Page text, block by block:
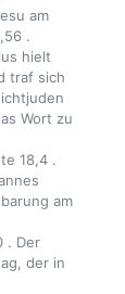
am
.
hielt
traf sich
Wort zu
18,4 .
am
. Der
der in